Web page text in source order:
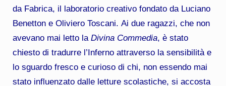
da Fabrica, il laboratorio creativo fondato da Luciano
Benetton e Oliviero Toscani. Ai due ragazzi, che non
avevano mai letto la Divina Commedia, è stato
chiesto di tradurre l’Inferno attraverso la sensibilità e
lo sguardo fresco e curioso di chi, non essendo mai
stato influenzato dalle letture scolastiche, si accosta